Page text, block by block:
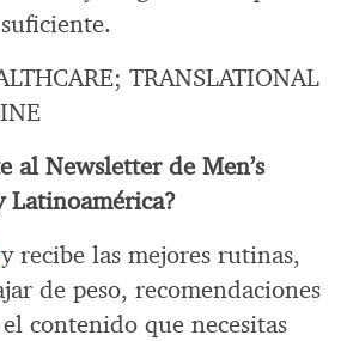
TRANSLATIONAL
al Newsletter de Men’s
Latinoamérica?
y recibe las mejores rutinas,
de peso, recomendaciones
contenido que necesitas